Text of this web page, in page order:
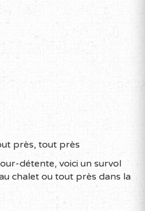
près, tout près
détente, voici un survol
chalet ou tout près dans la